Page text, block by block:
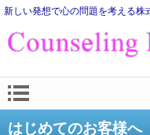
新しい発想で心の問題を考える株
はじめてのお客様へ